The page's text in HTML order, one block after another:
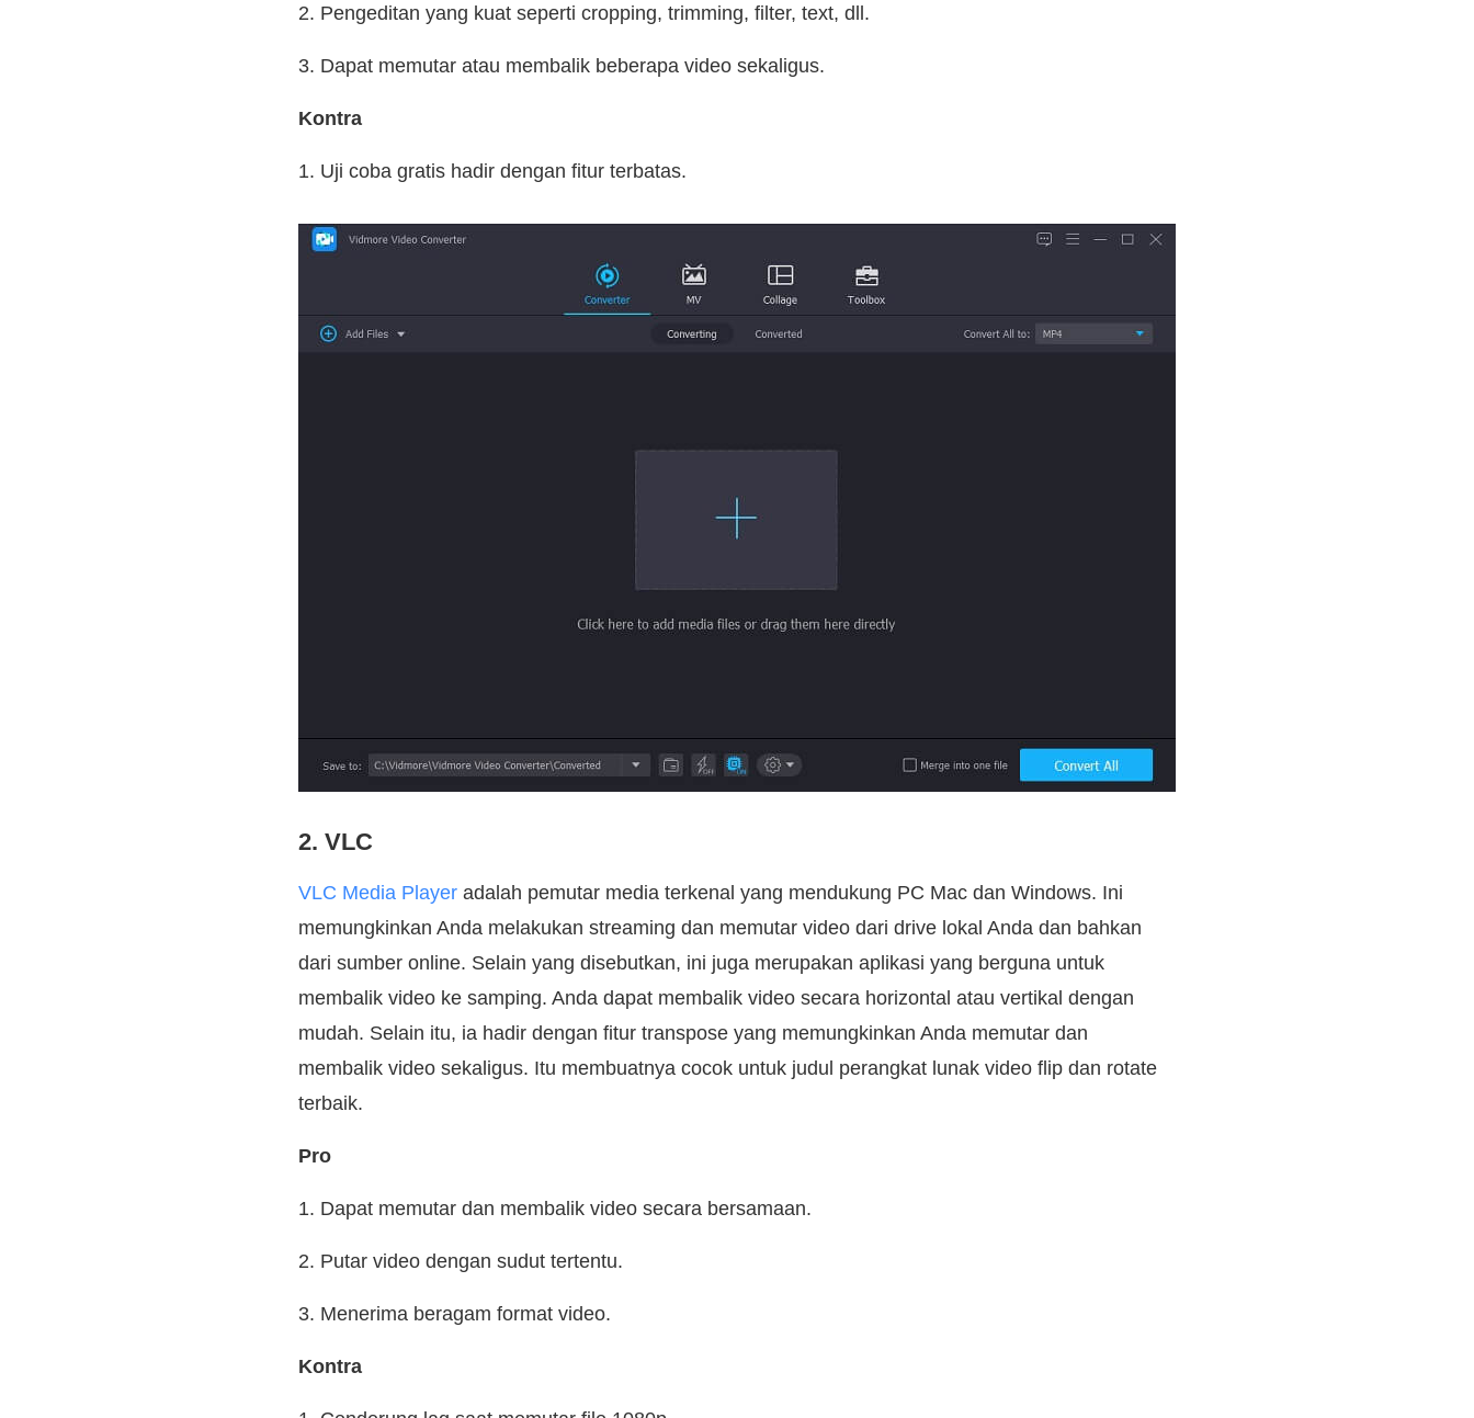
2. Pengeditan yang kuat seperti cropping, trimming, filter, text, dll.
3. Dapat memutar atau membalik beberapa video sekaligus.
Kontra
1. Uji coba gratis hadir dengan fitur terbatas.
2. VLC
VLC Media Player adalah pemutar media terkenal yang mendukung PC Mac dan Windows. Ini
memungkinkan Anda melakukan streaming dan memutar video dari drive lokal Anda dan bahkan
dari sumber online. Selain yang disebutkan, ini juga merupakan aplikasi yang berguna untuk
membalik video ke samping. Anda dapat membalik video secara horizontal atau vertikal dengan
mudah. Selain itu, ia hadir dengan fitur transpose yang memungkinkan Anda memutar dan
membalik video sekaligus. Itu membuatnya cocok untuk judul perangkat lunak video flip dan rotate
terbaik.
Pro
1. Dapat memutar dan membalik video secara bersamaan.
2. Putar video dengan sudut tertentu.
3. Menerima beragam format video.
Kontra